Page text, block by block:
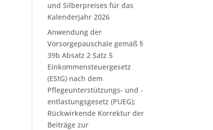
und Silberpreises für das
Kalenderjahr 2026
Anwendung der
Vorsorgepauschale gemäß §
39b Absatz 2 Satz 5
Einkommensteuergesetz
(EStG) nach dem
Pflegeunterstützungs- und -
entlastungsgesetz (PUEG);
Rückwirkende Korrektur der
Beiträge zur